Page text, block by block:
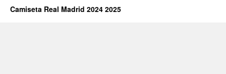
Camiseta Real Madrid 2024 2025